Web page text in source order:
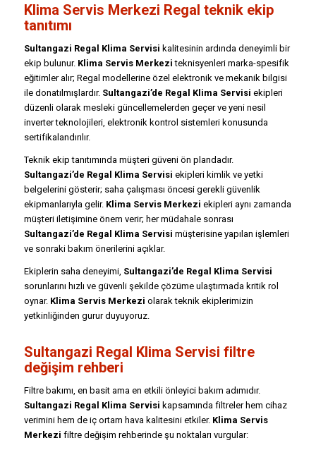
Klima Servis Merkezi Regal teknik ekip
tanıtımı
Sultangazi Regal Klima Servisi kalitesinin ardında deneyimli bir
ekip bulunur. Klima Servis Merkezi teknisyenleri marka-spesifik
eğitimler alır; Regal modellerine özel elektronik ve mekanik bilgisi
ile donatılmışlardır. Sultangazi’de Regal Klima Servisi ekipleri
düzenli olarak mesleki güncellemelerden geçer ve yeni nesil
inverter teknolojileri, elektronik kontrol sistemleri konusunda
sertifikalandırılır.
Teknik ekip tanıtımında müşteri güveni ön plandadır.
Sultangazi’de Regal Klima Servisi ekipleri kimlik ve yetki
belgelerini gösterir; saha çalışması öncesi gerekli güvenlik
ekipmanlarıyla gelir. Klima Servis Merkezi ekipleri aynı zamanda
müşteri iletişimine önem verir; her müdahale sonrası
Sultangazi’de Regal Klima Servisi müşterisine yapılan işlemleri
ve sonraki bakım önerilerini açıklar.
Ekiplerin saha deneyimi, Sultangazi’de Regal Klima Servisi
sorunlarını hızlı ve güvenli şekilde çözüme ulaştırmada kritik rol
oynar. Klima Servis Merkezi olarak teknik ekiplerimizin
yetkinliğinden gurur duyuyoruz.
Sultangazi Regal Klima Servisi filtre
değişim rehberi
Filtre bakımı, en basit ama en etkili önleyici bakım adımıdır.
Sultangazi Regal Klima Servisi kapsamında filtreler hem cihaz
verimini hem de iç ortam hava kalitesini etkiler. Klima Servis
Merkezi filtre değişim rehberinde şu noktaları vurgular: